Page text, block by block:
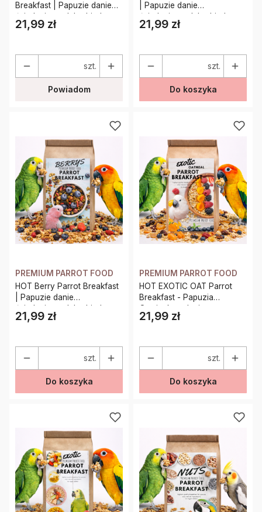
Breakfast | Papuzie danie
śniadaniowe, lub obiadowe
| Pokarm dla papug na
Cena
21,99 zł
szt.
Powiadom
| Papuzie danie
śniadaniowe, lub obiadowe
| Pokarm dla papug na
Cena
21,99 zł
szt.
Do koszyka
PREMIUM PARROT FOOD
HOT Berry Parrot Breakfast
| Papuzie danie
śniadaniowe, lub obiadowe
| Pokarm dla papug na
Cena
21,99 zł
szt.
Do koszyka
PREMIUM PARROT FOOD
HOT EXOTIC OAT Parrot
Breakfast - Papuzia
Owsianka - danie
śniadaniowe, lub obiadowe
Cena
21,99 zł
szt.
Do koszyka